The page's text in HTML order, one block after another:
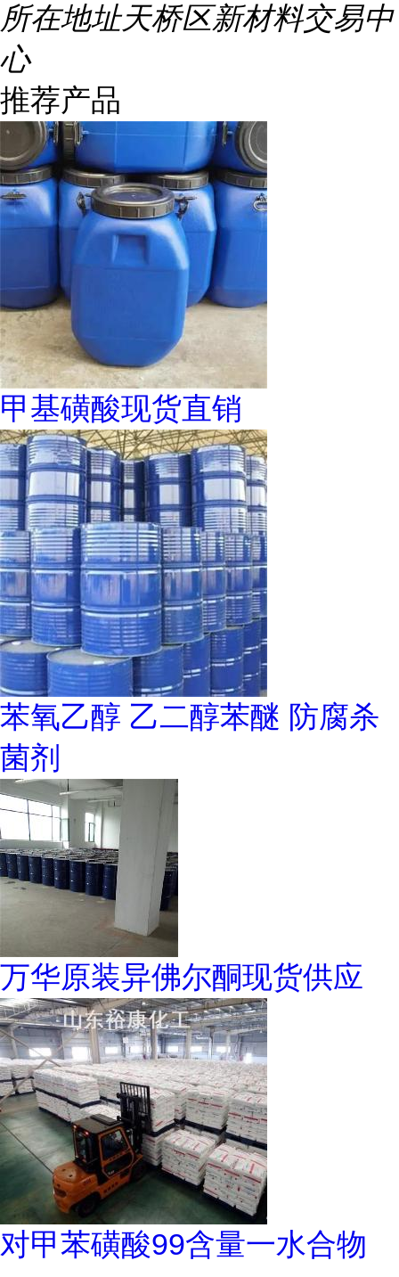
所在地址天桥区新材料交易中
心
推荐产品
甲基磺酸现货直销
苯氧乙醇 乙二醇苯醚 防腐杀
菌剂
万华原装异佛尔酮现货供应
对甲苯磺酸99含量一水合物